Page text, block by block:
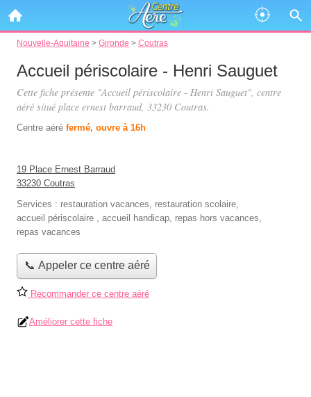
Nouvelle-Aquitaine > Gironde > Coutras
Accueil périscolaire - Henri Sauguet
Cette fiche présente "Accueil périscolaire - Henri Sauguet", centre
aéré situé place ernest barraud, 33230 Coutras.
Centre aéré fermé, ouvre à 16h
19 Place Ernest Barraud
33230 Coutras
Services : restauration vacances, restauration scolaire,
accueil périscolaire , accueil handicap, repas hors vacances,
repas vacances
📞 Appeler ce centre aéré
Recommander ce centre aéré
Améliorer cette fiche